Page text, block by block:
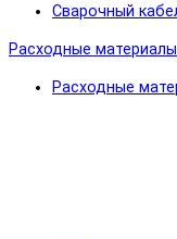
Сварочный
Расходные
Расходные